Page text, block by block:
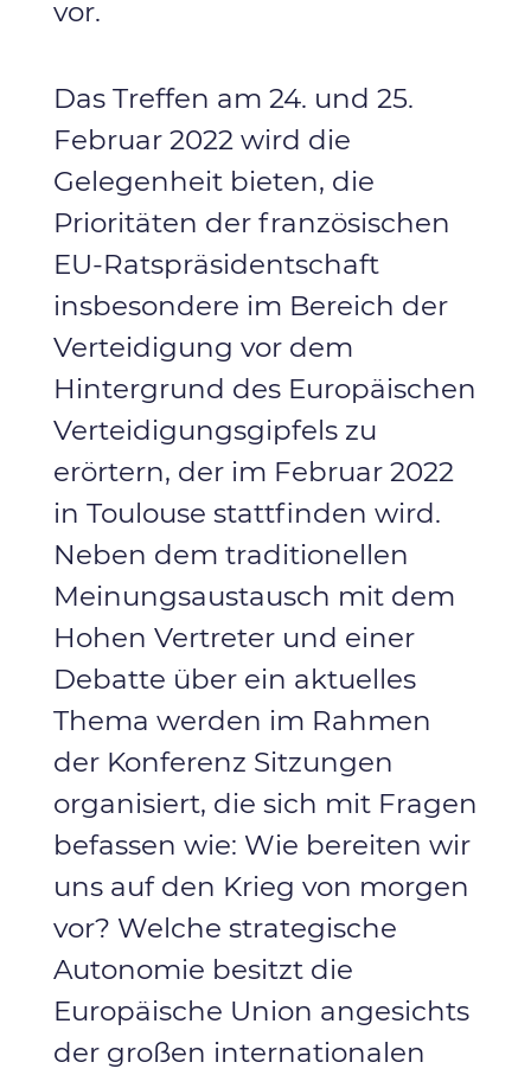
vor.
Das Treffen am 24. und 25.
Februar 2022 wird die
Gelegenheit bieten, die
Prioritäten der französischen
EU-Ratspräsidentschaft
insbesondere im Bereich der
Verteidigung vor dem
Hintergrund des Europäischen
Verteidigungsgipfels zu
erörtern, der im Februar 2022
in Toulouse stattfinden wird.
Neben dem traditionellen
Meinungsaustausch mit dem
Hohen Vertreter und einer
Debatte über ein aktuelles
Thema werden im Rahmen
der Konferenz Sitzungen
organisiert, die sich mit Fragen
befassen wie: Wie bereiten wir
uns auf den Krieg von morgen
vor? Welche strategische
Autonomie besitzt die
Europäische Union angesichts
der großen internationalen